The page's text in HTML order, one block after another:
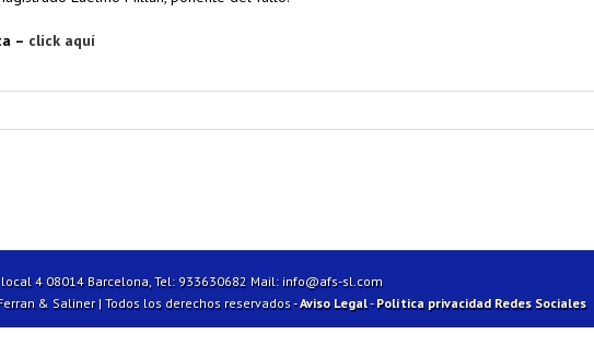
– click aquí
4 08014 Barcelona, Tel: 933630682 Mail: info@afs-sl.com
& Saliner | Todos los derechos reservados -Aviso Legal-Política privacidad Redes Sociales